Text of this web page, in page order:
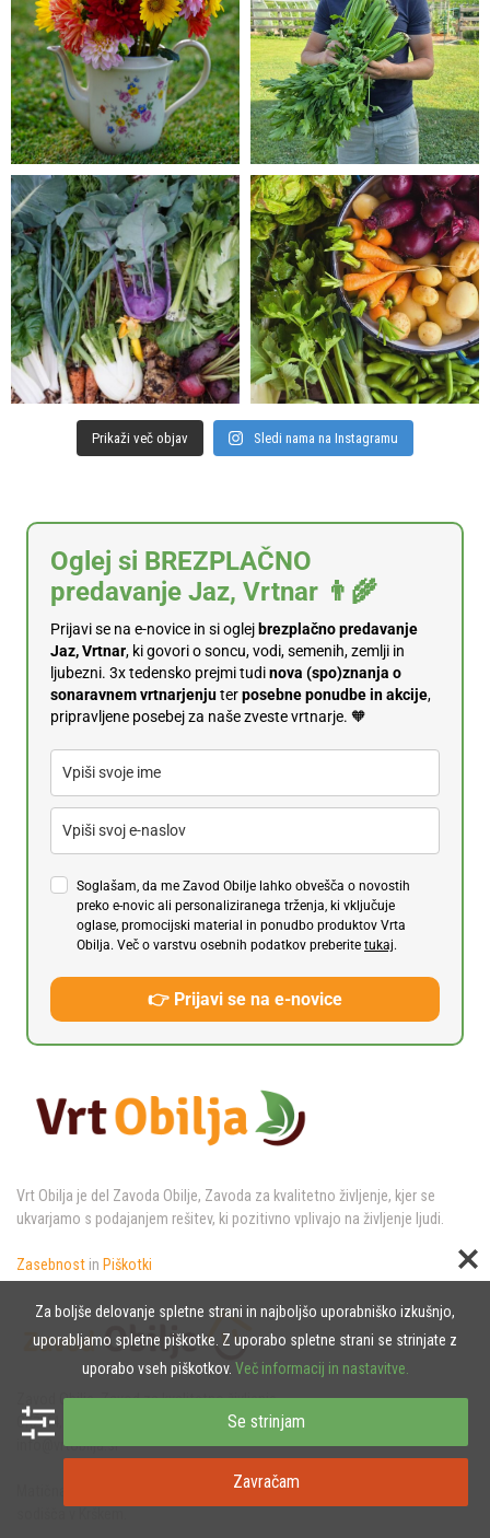
Prikaži več objav Sledi nama na Instagramu
Oglej si BREZPLAČNO
predavanje Jaz, Vrtnar 👨‍🌾
Prijavi se na e-novice in si oglej brezplačno predavanje
Jaz, Vrtnar, ki govori o soncu, vodi, semenih, zemlji in
ljubezni. 3x tedensko prejmi tudinova (spo)znanja o
sonaravnem vrtnarjenjuterposebne ponudbe in akcije,
pripravljene posebej za naše zveste vrtnarje. 🧡
Soglašam, da me Zavod Obilje lahko obvešča o novostih
preko e-novic ali personaliziranega trženja, ki vključuje
oglase, promocijski material in ponudbo produktov Vrta
Obilja. Več o varstvu osebnih podatkov preberite tukaj.
👉 Prijavi se na e-novice
Vrt Obilja je del Zavoda Obilje, Zavoda za kvalitetno življenje, kjer se
ukvarjamo s podajanjem rešitev, ki pozitivno vplivajo na življenje ljudi.
Zasebnost in Piškotki
Zavod Obilje, Zavod za kvalitetno življenje,
CKŽ 44, 8270 Krško
info@vrtobilja.si
Matična št. 7015453000, subjekt vpisan v sodni register Okrožnega
Za boljše delovanje spletne strani in najboljšo uporabniško izkušnjo,
uporabljamo spletne piškotke. Z uporabo spletne strani se strinjate z
uporabo vseh piškotkov. Več informacij in nastavitve.
Se strinjam
Zavračam